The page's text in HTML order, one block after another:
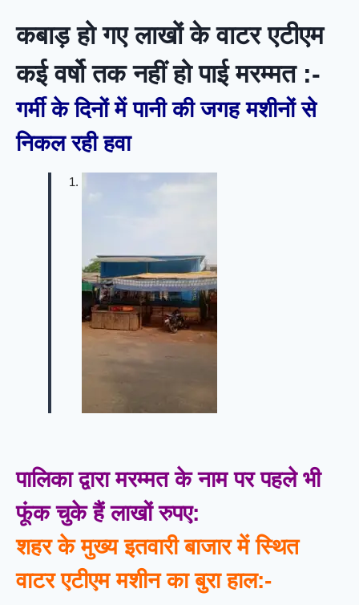
कबाड़ हो गए लाखों के वाटर एटीएम
कई वर्षो तक नहीं हो पाई मरम्मत :-
गर्मी के दिनों में पानी की जगह मशीनों से
निकल रही हवा
पालिका द्वारा मरम्मत के नाम पर पहले भी
फूंक चुके हैं लाखों रुपए:
शहर के मुख्य इतवारी बाजार में स्थित
वाटर एटीएम मशीन का बुरा हाल:-